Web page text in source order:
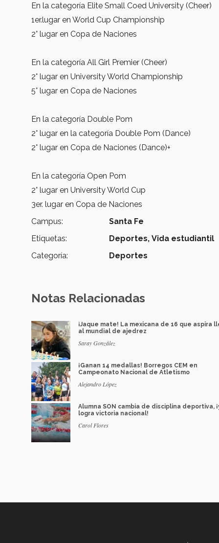
En la categoría Elite Small Coed University (Cheer)
1er.lugar en World Cup Championship
2° lugar en Copa de Naciones
En la categoría All Girl Premier (Cheer)
2° lugar en University World Championship
5° lugar en Copa de Naciones
En la categoría Double Pom
2° lugar en la categoría Double Pom (Dance)
2° lugar en Copa de Naciones (Dance)+
En la categoría Open Pom
2° lugar en University World Cup
3er. lugar en Copa de Naciones
Campus:
Santa Fe
Etiquetas:
Deportes, Vida estudiantil
Categoría:
Deportes
Notas Relacionadas
¡Jaque mate! La mexicana de 16 que aspira
al mundial de ajedrez
Saray González
¡Ganan 14 medallas! Borregos CEM en
Campeonato Nacional de Atletismo
Alejandro López
Alumna SON cambia de disciplina deportiva,
logra victoria nacional!
Carol Flores